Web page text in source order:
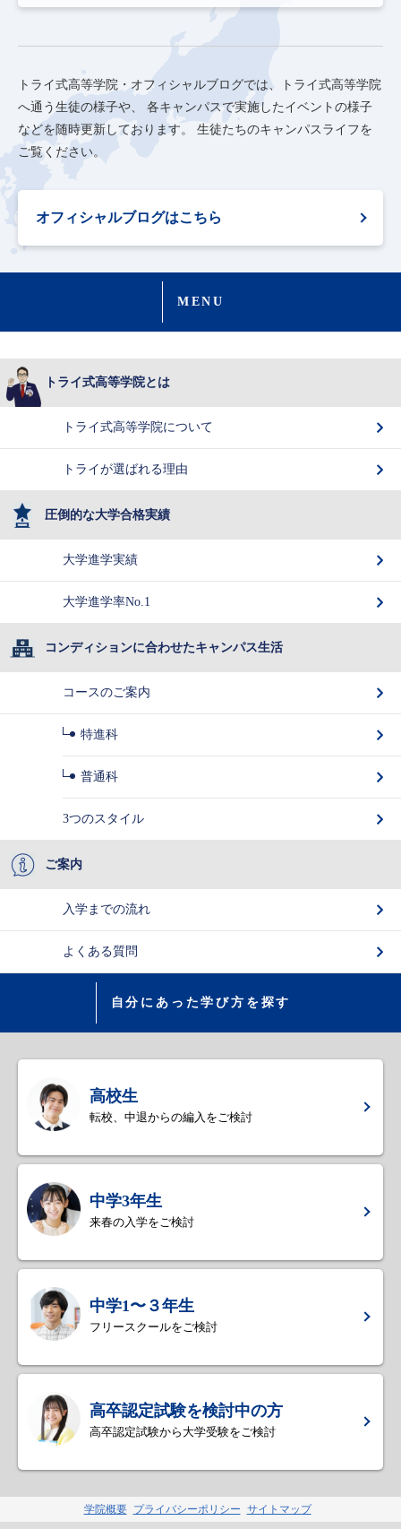
トライ式高等学院・オフィシャルブログでは、トライ式高等学院
へ通う生徒の様子や、
各キャンパスで実施したイベントの様子
などを随時更新しております。
生徒たちのキャンパスライフを
ご覧ください。
オフィシャルブログはこちら
MENU
トライ式高等学院とは
トライ式高等学院について
トライが選ばれる理由
圧倒的な大学合格実績
大学進学実績
大学進学率No.1
コンディションに合わせたキャンパス生活
コースのご案内
特進科
普通科
3つのスタイル
ご案内
入学までの流れ
よくある質問
自分にあった学び方を探す
高校生
転校、中退からの編入をご検討
中学3年生
来春の入学をご検討
中学1〜３年生
フリースクールをご検討
高卒認定試験を検討中の方
高卒認定試験から大学受験をご検討
学院概要 プライバシーポリシー サイトマップ